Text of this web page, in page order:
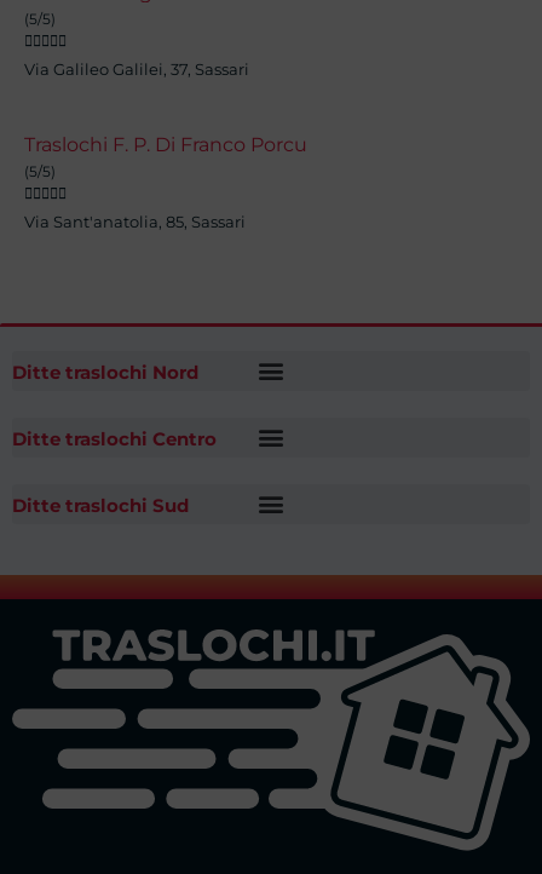
(5/5)

Via Galileo Galilei, 37, Sassari
Traslochi F. P. Di Franco Porcu
(5/5)

Via Sant'anatolia, 85, Sassari
Ditte traslochi Nord
Ditte traslochi Centro
Ditte traslochi Sud